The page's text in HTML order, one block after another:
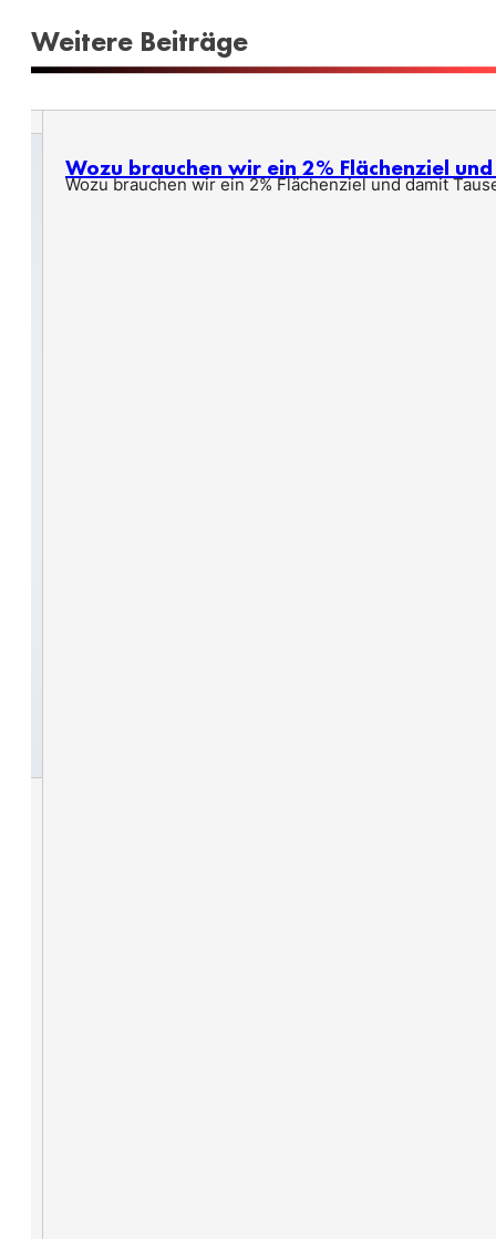
Weitere Beiträge
Wozu brauchen wir ein 2% Flächenziel
Wozu brauchen wir ein 2% Flächenziel und damit